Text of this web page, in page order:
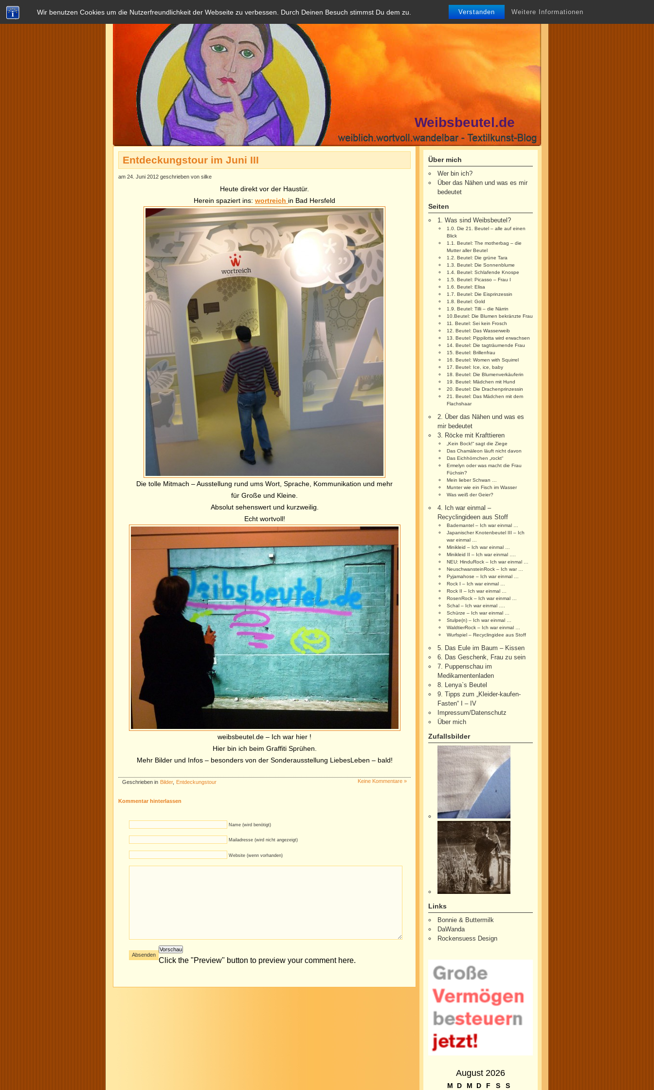
Wir benutzen Cookies um die Nutzerfreundlichkeit der Webseite zu verbessen. Durch Deinen Besuch stimmst Du dem zu. Verstanden Weitere Informationen
Weibsbeutel.de
Entdeckungstour im Juni III
am 24. Juni 2012 geschrieben von silke
Heute direkt vor der Haustür.
Herein spaziert ins: wortreich in Bad Hersfeld
Die tolle Mitmach – Ausstellung rund ums Wort, Sprache, Kommunikation und mehr
für Große und Kleine.
Absolut sehenswert und kurzweilig.
Echt wortvoll!
weibsbeutel.de – Ich war hier !
Hier bin ich beim Graffiti Sprühen.
Mehr Bilder und Infos – besonders von der Sonderausstellung LiebesLeben – bald!
Keine Kommentare »
Geschrieben in Bilder, Entdeckungstour
Kommentar hinterlassen
Name (wird benötigt)
Mailadresse (wird nicht angezeigt)
Website (wenn vorhanden)
Click the "Preview" button to preview your comment here.
Über mich
Wer bin ich?
Über das Nähen und was es mir
bedeutet
Seiten
1. Was sind Weibsbeutel?
1.0. Die 21. Beutel – alle auf einen
Blick
1.1. Beutel: The motherbag – die
Mutter aller Beutel
1.2. Beutel: Die grüne Tara
1.3. Beutel: Die Sonnenblume
1.4. Beutel: Schlafende Knospe
1.5. Beutel: Picasso – Frau I
1.6. Beutel: Elisa
1.7. Beutel: Die Eisprinzessin
1.8. Beutel: Gold
1.9. Beutel: Tilli – die Närrin
10.Beutel: Die Blumen bekränzte Frau
11. Beutel: Sei kein Frosch
12. Beutel: Das Wasserweib
13. Beutel: Pippilotta wird erwachsen
14. Beutel: Die tagträumende Frau
15. Beutel: Brillenfrau
16. Beutel: Women with Squirrel
17. Beutel: Ice, ice, baby
18. Beutel: Die Blumenverkäuferin
19. Beutel: Mädchen mit Hund
20. Beutel: Die Drachenprinzessin
21. Beutel: Das Mädchen mit dem
Flachshaar
2. Über das Nähen und was es
mir bedeutet
3. Röcke mit Krafttieren
„Kein Bock!“ sagt die Ziege
Das Chamäleon läuft nicht davon
Das Eichhörnchen „rockt“
Ermelyn oder was macht die Frau
Füchsin?
Mein lieber Schwan …
Munter wie ein Fisch im Wasser
Was weiß der Geier?
4. Ich war einmal –
Recyclingideen aus Stoff
Bademantel – Ich war einmal …
Japanischer Knotenbeutel III – Ich
war einmal …
Minikleid – Ich war einmal …
Minikleid II – Ich war einmal ….
NEU: HinduRock – Ich war einmal …
NeuschwansteinRock – Ich war …
Pyjamahose – Ich war einmal …
Rock I – Ich war einmal …
Rock II – Ich war einmal …
RosenRock – Ich war einmal …
Schal – Ich war einmal ….
Schürze – Ich war einmal …
Stulpe(n) – Ich war einmal …
WaldtierRock – Ich war einmal …
Wurfspiel – Recyclingidee aus Stoff
5. Das Eule im Baum – Kissen
6. Das Geschenk, Frau zu sein
7. Puppenschau im
Medikamentenladen
8. Lenya`s Beutel
9. Tipps zum „Kleider-kaufen-
Fasten“ I – IV
Impressum/Datenschutz
Über mich
Zufallsbilder
Links
Bonnie & Buttermilk
DaWanda
Rockensuess Design
August 2026
M D M D F S S